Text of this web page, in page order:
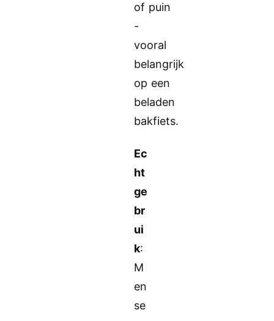
of puin
-
vooral
belangrijk
op een
beladen
bakfiets.
Ec
ht
ge
br
ui
k:
M
en
se